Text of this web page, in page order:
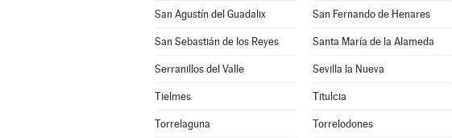
San Agustín del Guadalix San Fernando de Henares
San Sebastián de los Reyes Santa María de la Alameda
Serranillos del Valle Sevilla la Nueva
Tielmes Titulcia
Torrelaguna Torrelodones